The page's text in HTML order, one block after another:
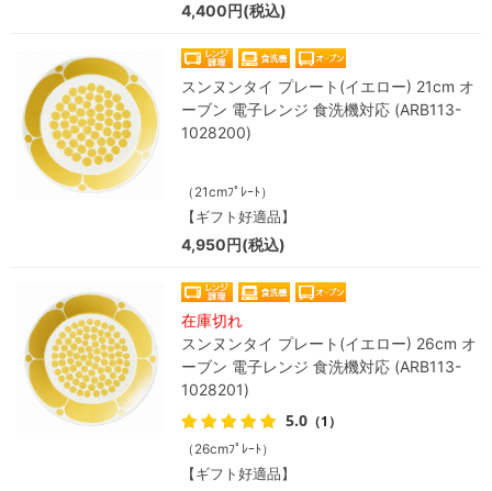
4,400円(税込)
スンヌンタイ プレート(イエロー) 21cm オ
ーブン 電子レンジ 食洗機対応 (ARB113-
1028200)
（21cmﾌﾟﾚｰﾄ）
【ギフト好適品】
4,950円(税込)
在庫切れ
スンヌンタイ プレート(イエロー) 26cm オ
ーブン 電子レンジ 食洗機対応 (ARB113-
1028201)
5.0 （1）
（26cmﾌﾟﾚｰﾄ）
【ギフト好適品】